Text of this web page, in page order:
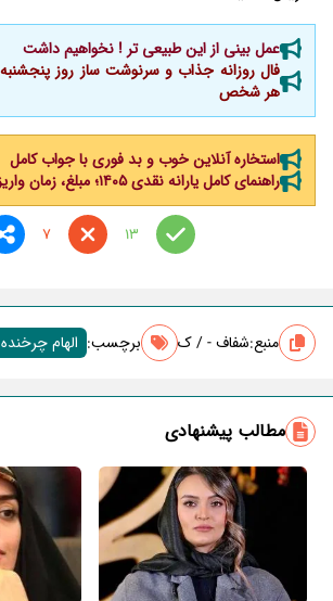
عمل بینی از این طبیعی تر ! نخواهیم داشت
هر شخص
استخاره آنلاین خوب و بد فوری با جواب کامل
راهنمای کامل یارانه نقدی ۱۴۰۵؛ مبلغ، زمان واریز، دهک‌بندی
13
7
منبع:شفاف - / ک برچسب‌: الهام چرخنده
مطالب پیشنهادی